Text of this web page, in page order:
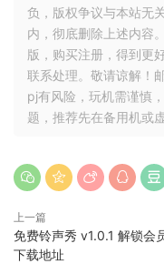
负，版权争议与本站无
内，彻底删除上述内容
版，购买注册，得到更
联系处理。敬请谅解！
pj有风险，玩机需谨慎
题，推荐先在备用机或
上一篇
免费铃声秀 v1.0.1 解锁会
下载地址